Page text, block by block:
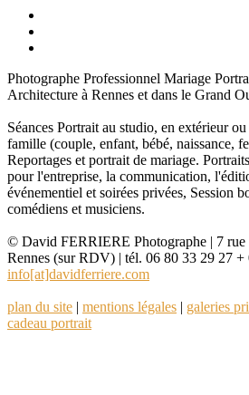
Photographe Professionnel Mariage
Architecture à Rennes et dans le Grand
Séances Portrait au studio, en extérieur
famille (couple, enfant, bébé, naissance,
Reportages et portrait de mariage.
pour l'entreprise, la communication,
événementiel et soirées privées, Session
comédiens et musiciens.
© David FERRIERE Photographe | 7 rue
Rennes (sur RDV) | tél. 06 80 33 29 27 +
info[at]davidferriere.com
plan du site | mentions légales | galeries
cadeau portrait